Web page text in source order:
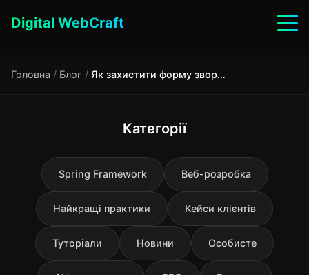
Digital WebCraft
Головна / Блог / Як захистити форму зворотного зв'язку від спаму на сайті
Категорії
Spring Framework Веб-розробка
Найкращі практики Кейси клієнтів
Туторіали Новини Особисте